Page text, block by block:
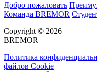
Добро пожаловать
Команда BREMOR
Copyright © 2026
BREMOR
Политика
файлов Cookie